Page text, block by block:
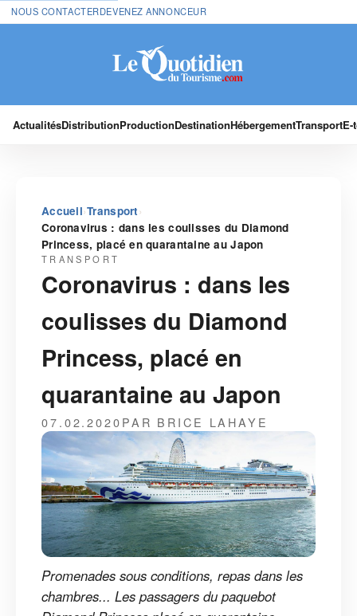
NOUS CONTACTERDEVENEZ ANNONCEUR
ActualitésDistributionProductionDestinationHébergementTransport
Accueil›Transport ›
Coronavirus : dans les coulisses du Diamond
Princess, placé en quarantaine au Japon
TRANSPORT
Coronavirus : dans les
coulisses du Diamond
Princess, placé en
quarantaine au Japon
07.02.2020PAR BRICE LAHAYE
Promenades sous conditions, repas dans les
chambres... Les passagers du paquebot